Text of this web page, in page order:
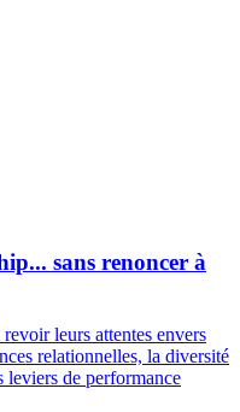
sans renoncer à
leurs attentes envers
relationnelles, la diversité
leviers de performance